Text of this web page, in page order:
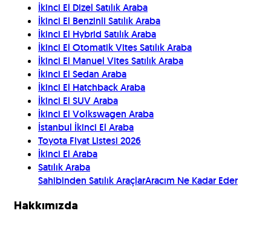
İkinci El Dizel Satılık Araba
İkinci El Benzinli Satılık Araba
İkinci El Hybrid Satılık Araba
İkinci El Otomatik Vites Satılık Araba
İkinci El Manuel Vites Satılık Araba
İkinci El Sedan Araba
İkinci El Hatchback Araba
İkinci El SUV Araba
İkinci El Volkswagen Araba
İstanbul İkinci El Araba
Toyota Fiyat Listesi 2026
İkinci El Araba
Satılık Araba
Sahibinden Satılık AraçlarAracım Ne Kadar Eder
Hakkımızda